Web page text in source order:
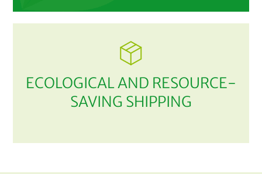
ECOLOGICAL AND RESOURCE-
SAVING SHIPPING